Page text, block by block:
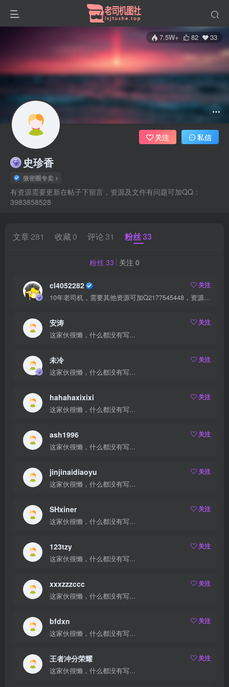
7.5W+ 82 33
史珍香
微密圈专卖
有资源需要更新在帖子下留言，资源及文件有问题可加QQ：
3983858528
关注 私信
文章 281 收藏 0 评论 31 粉丝33
粉丝 33 关注 0
cl4052282
关注
10年老司机，需要其他资源可加Q2177545448，资源交流可以加QQ群：940886568
安涛
关注
这家伙很懒，什么都没有写...
未冷
关注
这家伙很懒，什么都没有写...
hahahaxixixi
关注
这家伙很懒，什么都没有写...
ash1996
关注
这家伙很懒，什么都没有写...
jinjinaidiaoyu
关注
这家伙很懒，什么都没有写...
SHxiner
关注
这家伙很懒，什么都没有写...
123tzy
关注
这家伙很懒，什么都没有写...
xxxzzzccc
关注
这家伙很懒，什么都没有写...
bfdxn
关注
这家伙很懒，什么都没有写...
王者冲分荣耀
关注
这家伙很懒，什么都没有写...